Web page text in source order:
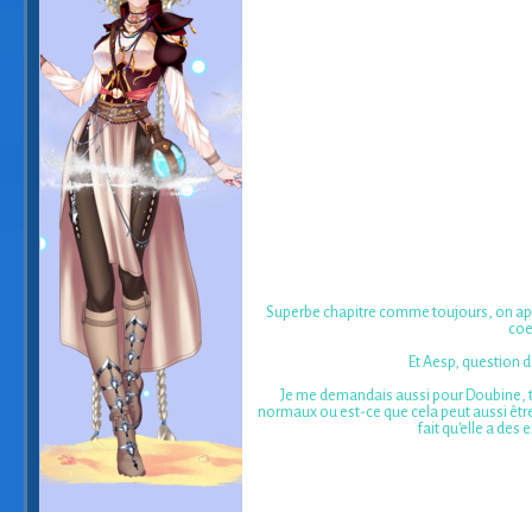
Superbe chapitre comme toujours, on
Et Aesp, question
Je me demandais aussi pour
normaux ou est-ce que cela peut aussi
fait qu'elle a des